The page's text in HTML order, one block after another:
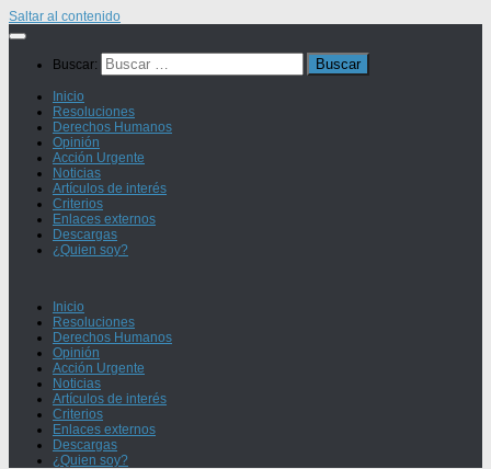
Saltar al contenido
Buscar:
Inicio
Resoluciones
Derechos Humanos
Opinión
Acción Urgente
Noticias
Artículos de interés
Criterios
Enlaces externos
Descargas
¿Quien soy?
Inicio
Resoluciones
Derechos Humanos
Opinión
Acción Urgente
Noticias
Artículos de interés
Criterios
Enlaces externos
Descargas
¿Quien soy?